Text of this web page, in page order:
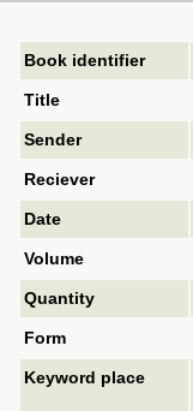
Book identifier
Title
Sender
Reciever
Date
Volume
Quantity
Form
Keyword place